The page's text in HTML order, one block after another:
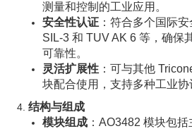
测量和控制的工业应用。
安全性认证 ：符合多个国际
SIL-3 和 TUV AK 6 等，确保
可靠性。
灵活扩展性 ：可与其他
块配合使用，支持多种工业协
结构与组成
模块组成 ：AO3482 模块包